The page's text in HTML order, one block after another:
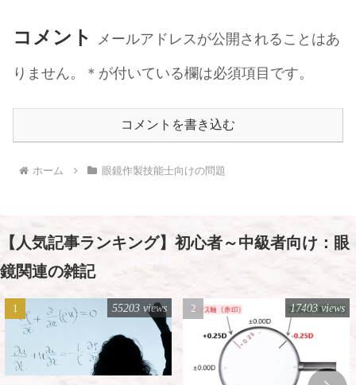
コメント
メールアドレスが公開されることはあ
りません。＊が付いている欄は必須項目です。
コメントを書き込む
ホーム 眼鏡作製技能士向けの問題
【人気記事ランキング】初心者～中級者向け：眼
鏡関連の雑記
55203 views 17403 views